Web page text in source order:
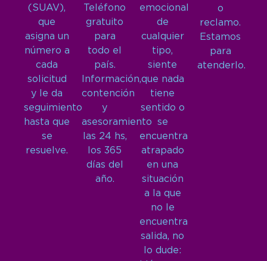
(SUAV),
que
asigna un
número a
cada
solicitud
y le da
seguimiento
hasta que
se
resuelve.
Teléfono
gratuito
para
todo el
país.
Información,
contención
y
asesoramiento
las 24 hs,
los 365
días del
año.
emocional
de
cualquier
tipo,
siente
que nada
tiene
sentido o
se
encuentra
atrapado
en una
situación
a la que
no le
encuentra
salida, no
lo dude:
o
reclamo.
Estamos
para
atenderlo.